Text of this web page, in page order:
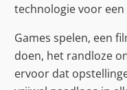
technologie voor
Games spelen, een
doen, het randloze
ervoor dat